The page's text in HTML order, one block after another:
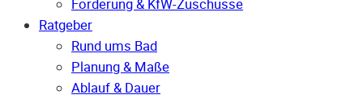
Förderung & KfW-Zuschüsse
Ratgeber
Rund ums Bad
Planung & Maße
Ablauf & Dauer